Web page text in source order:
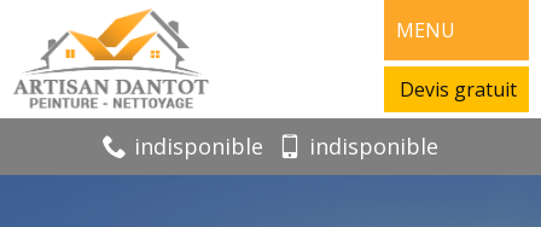
MENU
Devis gratuit
indisponible indisponible